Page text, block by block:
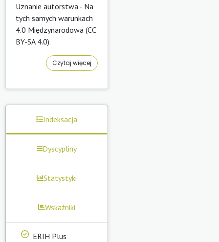
Uznanie autorstwa - Na
tych samych warunkach
4.0 Międzynarodowa (CC
BY-SA 4.0).
Czytaj więcej
Indeksacja
Dyscypliny
Statystyki
Wskaźniki
ERIH Plus